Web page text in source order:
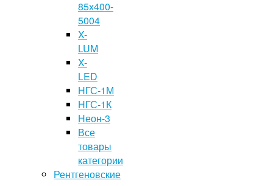
85х400-
5004
X-
LUM
X-
LED
НГС-1М
НГС-1К
Неон-3
Все
товары
категории
Рентгеновские